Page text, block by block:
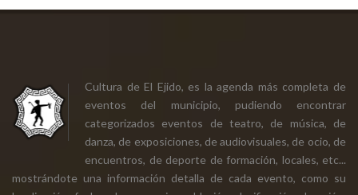
Cultura de El Ejido, es la agenda más completa de
eventos del municipio, pudiendo encontrar
categorizados eventos de teatro, de música, de
danza, de exposiciones, de audiovisuales, de ocio, de
encuentros, de deporte de formación, locales, etc...
mostrándote una información detalla de cada evento, como su